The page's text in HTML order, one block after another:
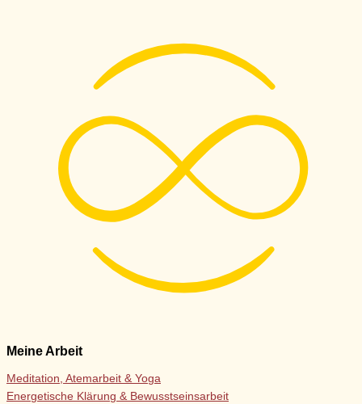
Meine Arbeit
Meditation, Atemarbeit & Yoga
Energetische Klärung & Bewusstseinsarbeit